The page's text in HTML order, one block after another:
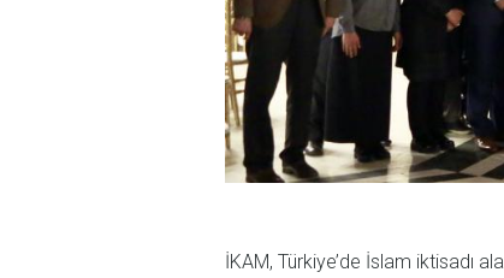
İKAM, Türkiye’de İslam iktisadı